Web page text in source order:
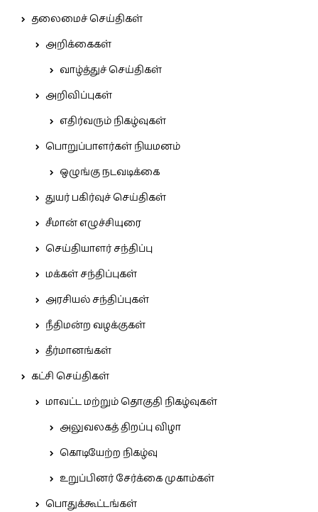
தலைமைச் செய்திகள்
அறிக்கைகள்
வாழ்த்துச் செய்திகள்
அறிவிப்புகள்
எதிர்வரும் நிகழ்வுகள்
பொறுப்பாளர்கள் நியமனம்
ஒழுங்கு நடவடிக்கை
துயர் பகிர்வுச் செய்திகள்
சீமான் எழுச்சியுரை
செய்தியாளர் சந்திப்பு
மக்கள் சந்திப்புகள்
அரசியல் சந்திப்புகள்
நீதிமன்ற வழக்குகள்
தீர்மானங்கள்
கட்சி செய்திகள்
மாவட்ட மற்றும் தொகுதி நிகழ்வுகள்
அலுவலகத் திறப்பு விழா
கொடியேற்ற நிகழ்வு
உறுப்பினர் சேர்க்கை முகாம்கள்
பொதுக்கூட்டங்கள்